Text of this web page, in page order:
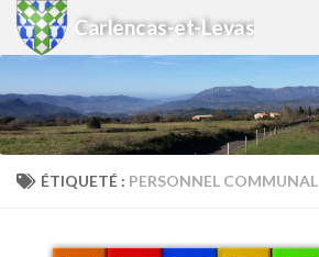
Skip to content
Carlencas-et-Levas
ÉTIQUETÉ : PERSONNEL COMMUNAL